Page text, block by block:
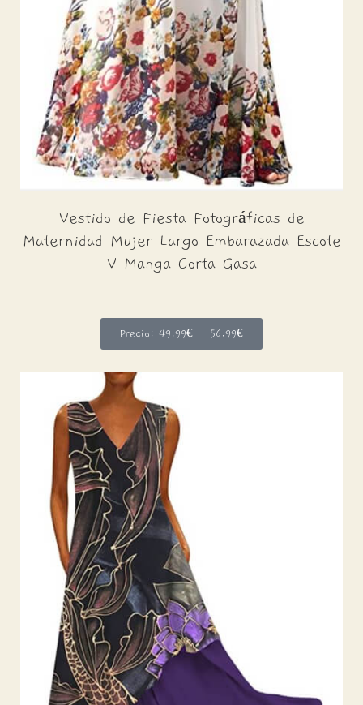
Vestido de Fiesta Fotográficas de
Maternidad Mujer Largo Embarazada Escote
V Manga Corta Gasa
Precio: 49,99€ - 56,99€